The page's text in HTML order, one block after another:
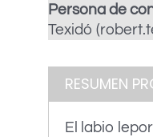
Persona de
Texidó
RESUMEN
El labio